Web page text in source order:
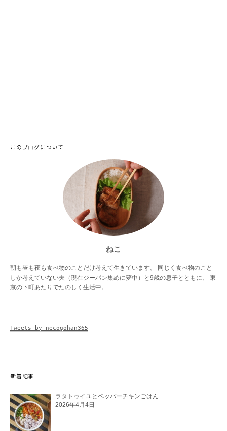
このブログについて
ねこ
朝も昼も夜も食べ物のことだけ考えて生きています。 同じく食べ物のこと
しか考えていない夫（現在ジーパン集めに夢中）と9歳の息子とともに、 東
京の下町あたりでたのしく生活中。
Tweets by necogohan365
新着記事
ラタトゥイユとペッパーチキンごはん
2026年4月4日